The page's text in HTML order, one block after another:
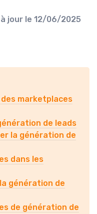
jour le 12/06/2025
marketplaces
de leads
la génération de
dans les
génération de
de génération de